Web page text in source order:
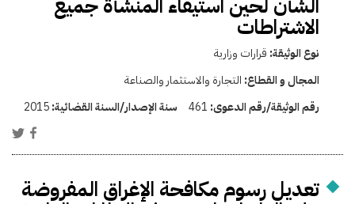
الاشتراطات
نوع الوثيقة: قرارات وزارية
المجال و القطاع: التجارة والاستثمار والصناعة
رقم الوثيقة/رقم الدعوى: 461 سنة الإصدار/السنة القضائية:2015
تعديل رسوم مكافحة الإغراق المفروضة